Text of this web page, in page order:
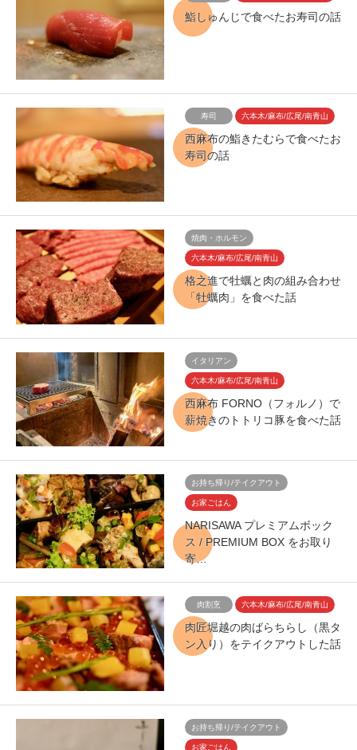
鮨しゅんじで食べたお寿司の話
寿司 六本木/麻布/広尾/南青山
西麻布の鮨きたむらで食べたお
寿司の話
焼肉・ホルモン
六本木/麻布/広尾/南青山
格之進で牡蠣と肉の組み合わせ
「牡蠣肉」を食べた話
イタリアン
六本木/麻布/広尾/南青山
西麻布 FORNO（フォルノ）で
薪焼きのトトリコ豚を食べた話
お持ち帰り/テイクアウト
お家ごはん
NARISAWA プレミアムボック
ス / PREMIUM BOX をお取り
寄…
肉割烹 六本木/麻布/広尾/南青山
肉匠堀越の肉ばらちらし（黒タ
ン入り）をテイクアウトした話
お持ち帰り/テイクアウト
お家ごはん